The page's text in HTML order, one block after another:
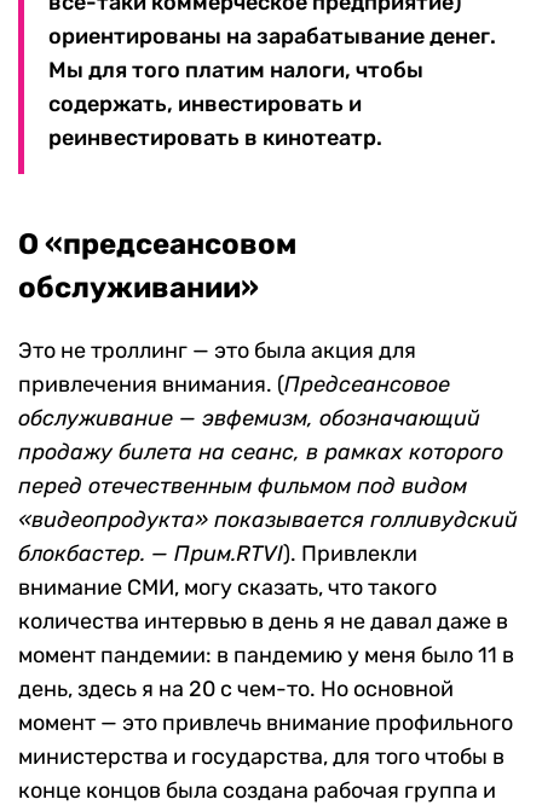
ориентированы на зарабатывание денег.
Мы для того платим налоги, чтобы
содержать, инвестировать и
реинвестировать в кинотеатр.
О «предсеансовом
обслуживании»
Это не троллинг — это была акция для
привлечения внимания. (Предсеансовое
обслуживание — эвфемизм, обозначающий
продажу билета на сеанс, в рамках которого
перед отечественным фильмом под видом
«видеопродукта» показывается голливудский
блокбастер. — Прим.RTVI). Привлекли
внимание СМИ, могу сказать, что такого
количества интервью в день я не давал даже в
момент пандемии: в пандемию у меня было 11 в
день, здесь я на 20 с чем-то. Но основной
момент — это привлечь внимание профильного
министерства и государства, для того чтобы в
конце концов была создана рабочая группа и